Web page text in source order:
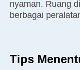
nyaman. Ruang
berbagai
Tips